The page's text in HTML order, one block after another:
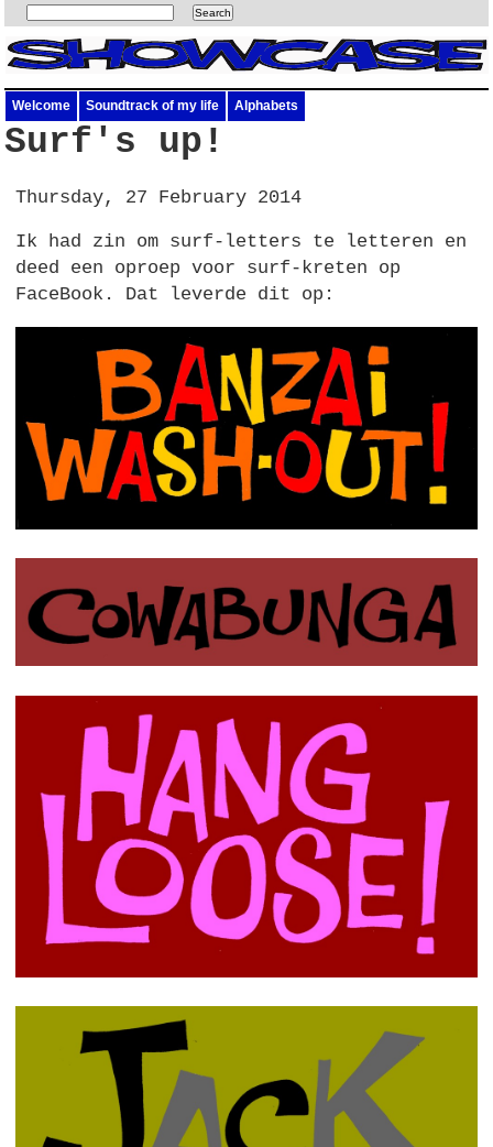
Welcome Soundtrack of my life Alphabets
Surf's up!
Thursday, 27 February 2014
Ik had zin om surf-letters te letteren en
deed een oproep voor surf-kreten op
FaceBook. Dat leverde dit op: